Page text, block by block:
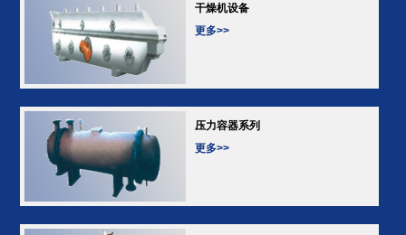
干燥机设备
更多>>
压力容器系列
更多>>